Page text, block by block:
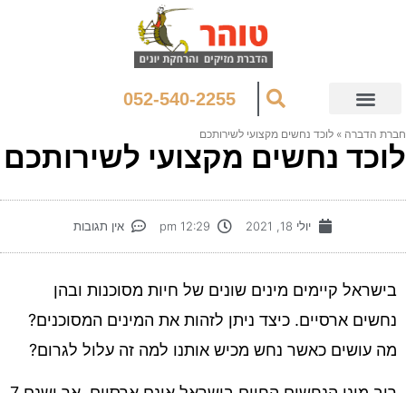
052-540-2255
הדברה»לוכד נחשים מקצועי לשירותכם
נחשים מקצועי לשירותכם
יולי 18, 2021 12:29 pm אין תגובות
בישראל קיימים מינים שונים של חיות מסוכנות ובהן
נחשים ארסיים. כיצד ניתן לזהות את המינים המסוכנים?
מה עושים כאשר נחש מכיש אותנו למה זה עלול לגרום?